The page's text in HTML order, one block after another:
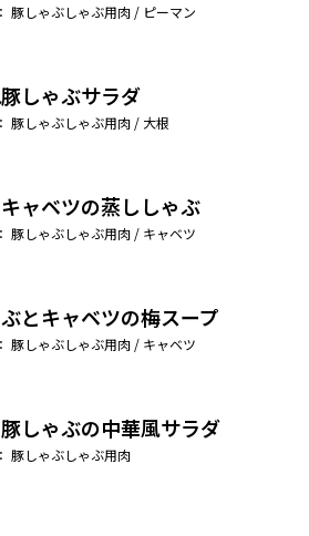
豚しゃぶしゃぶ用肉 / ピーマン
しゃぶサラダ
豚しゃぶしゃぶ用肉 / 大根
ャベツの蒸ししゃぶ
豚しゃぶしゃぶ用肉 / キャベツ
とキャベツの梅スープ
豚しゃぶしゃぶ用肉 / キャベツ
しゃぶの中華風サラダ
豚しゃぶしゃぶ用肉